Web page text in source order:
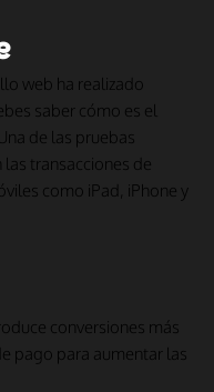
web ha realizado
saber cómo es el
de las pruebas
transacciones de
como iPad, iPhone y
conversiones más
pago para aumentar las